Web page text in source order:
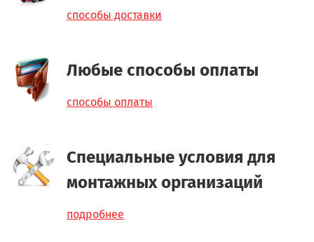
способы доставки
Любые способы оплаты
способы оплаты
Специальные условия для
монтажных организаций
подробнее